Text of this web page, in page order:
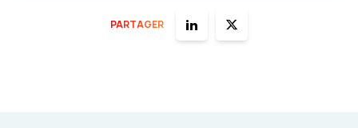
PARTAGER